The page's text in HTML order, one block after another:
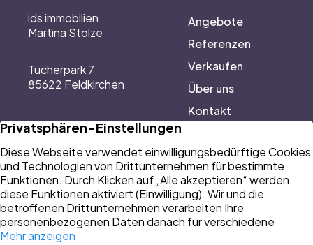
ids immobilien
Martina Stolze
Tucherpark 7
85622 Feldkirchen
Rufen Sie uns an
089 64186452
Angebote
Referenzen
Verkaufen
Über uns
Kontakt